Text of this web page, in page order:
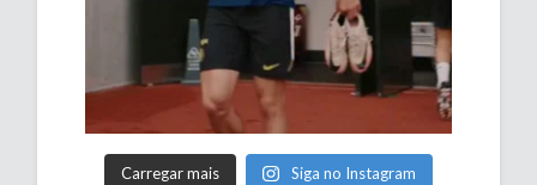
Carregar mais Siga no Instagram